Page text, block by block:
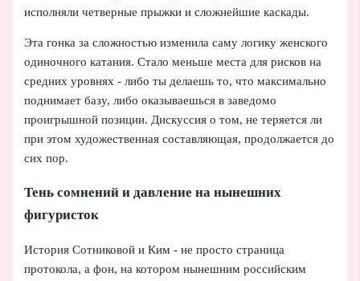
исполняли четверные прыжки и сложнейшие каскады.
Эта гонка за сложностью изменила саму логику женского
одиночного катания. Стало меньше места для рисков на
средних уровнях - либо ты делаешь то, что максимально
поднимает базу, либо оказываешься в заведомо
проигрышной позиции. Дискуссия о том, не теряется ли
при этом художественная составляющая, продолжается до
сих пор.
Тень сомнений и давление на нынешних
фигуристок
История Сотниковой и Ким - не просто страница
протокола, а фон, на котором нынешним российским